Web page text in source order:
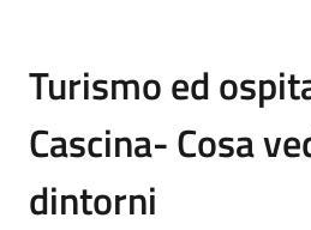
Turismo ed
Cascina- Cosa
dintorni